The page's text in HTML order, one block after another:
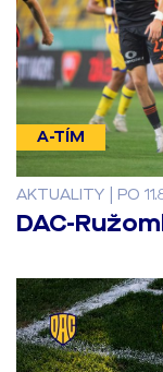
A-TÍM
AKTUALITY | PO
DAC-